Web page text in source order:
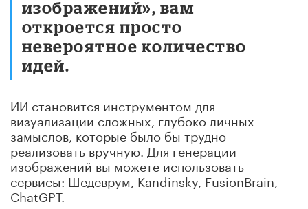
изображений», вам
откроется просто
невероятное количество
идей.
ИИ становится инструментом для
визуализации сложных, глубоко личных
замыслов, которые было бы трудно
реализовать вручную. Для генерации
изображений вы можете использовать
сервисы: Шедеврум, Kandinsky, FusionBrain,
ChatGPT.